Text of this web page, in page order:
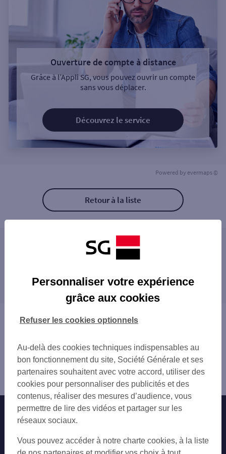
Ouverture de compte à distance
Grâce à l’Appli SG, vous pouvez ouvrir un compte
sans vous déplacer.
Découvrez le service
Powered by evermaps ©
Retour à la liste
Les distributeurs/automates à proximité
ST CYR L'ECOLE 7 RUE MARCEAU
MONTIGNY LE BRETONNEUX 2 PL ETIENNE
NOISY-LE-ROI
LES CLAYES SOUS BOIS VIL
LES CLAYES SOUS BOIS 23 AV JULES FE
SAINT NOM LA BRETECHE
LES CLAYES N. MANDELA
GUYANCOURT MAIRIE
TRAPPES 29 RUE JEAN JAURES
LE CHESNAY 43 RUE MOXOURIS
EADS ELANCOURT
CHESNAY NOUVEL FRANCE
proximité
VILLEPREUX
MONTIGNY-LE-BRETONNEUX
GUYANCOURT
TRAPPES
LE CHESNAY
VOISINS-LE-BRETONNEUX
VERSAILLES
MARLY-LE-ROI
ÉLANCOURT
Vous êtes ici : Accueil
Fontenay le Fleury
Distributeur/automate FONTENAY FLEURY
Nos engagements Nous contacter
Autres sites SG
Professionnels
Personnaliser votre expérience
grâce aux cookies
Au-delà des cookies techniques indispensables au
bon fonctionnement du site, Société Générale et ses
partenaires souhaitent avec votre accord, utiliser des
cookies pour personnaliser des publicités et des
contenus, réaliser des mesures d’audience, vous
permettre de lire des vidéos et partager sur les
réseaux sociaux.
Vous pouvez accéder à notre charte cookies, à la liste
Refuser les cookies optionnels